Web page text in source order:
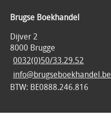
Brugse Boekhandel
Dijver 2
8000 Brugge
0032(0)50/33.29.52
info@brugseboekhandel.be
BTW: BE0888.246.816